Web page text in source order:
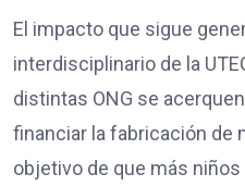
El impacto que sigue
interdisciplinario de la
distintas ONG se
financiar la fabricación de
objetivo de que más